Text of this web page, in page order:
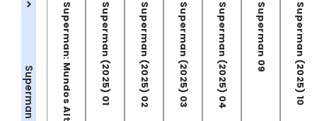
Superman (2025) 01 Superman (2025) 02 Superman (2025) 03 Superman (2025) 04 Superman 09 Superman (2025) 10